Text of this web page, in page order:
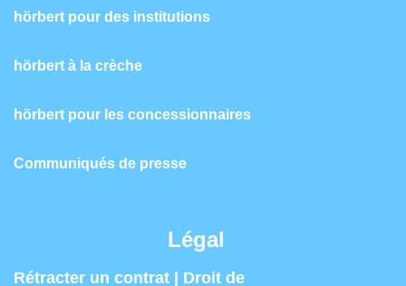
hörbert pour des institutions
hörbert à la crèche
hörbert pour les concessionnaires
Communiqués de presse
Légal
Rétracter un contrat | Droit de